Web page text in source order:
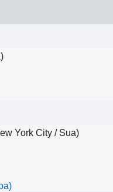
York City / Sua)